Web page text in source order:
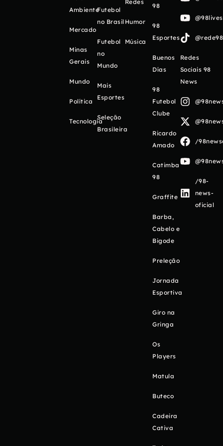
Ambiente
Mercado
Minas
Gerais
Mundo
Política
Tecnologia
Futebol
no Brasil
Futebol
no
Mundo
Mais
Esportes
Seleção
Brasileira
Redes
Humor
Música
98
98
Esportes
Buenos
Días
98
Futebol
Clube
Ricardo
Amado
Catimba
98
Graffite
Barba,
Cabelo e
Bigode
Preleção
Jornada
Esportiva
Giro na
Gringa
Os
Players
Matula
Buteco
Cadeira
Cativa
Redes
Sociais 98
News
/
/98-
news-
oficial